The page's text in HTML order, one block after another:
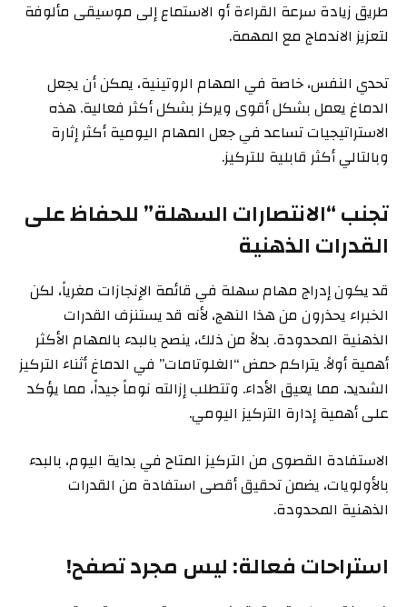
طريق زيادة سرعة القراءة أو الاستماع إلى موسيقى مألوفة
لتعزيز الاندماج مع المهمة.
تحدي النفس، خاصة في المهام الروتينية، يمكن أن يجعل
الدماغ يعمل بشكل أقوى ويركز بشكل أكثر فعالية. هذه
الاستراتيجيات تساعد في جعل المهام اليومية أكثر إثارة
وبالتالي أكثر قابلية للتركيز.
تجنب “الانتصارات السهلة” للحفاظ على
القدرات الذهنية
قد يكون إدراج مهام سهلة في قائمة الإنجازات مغرياً، لكن
الخبراء يحذرون من هذا النهج، لأنه قد يستنزف القدرات
الذهنية المحدودة. بدلاً من ذلك، ينصح بالبدء بالمهام الأكثر
أهمية أولاً. يتراكم حمض “الغلوتامات” في الدماغ أثناء التركيز
الشديد، مما يعيق الأداء. وتتطلب إزالته نوماً جيداً، مما يؤكد
على أهمية إدارة التركيز اليومي.
الاستفادة القصوى من التركيز المتاح في بداية اليوم، بالبدء
بالأولويات، يضمن تحقيق أقصى استفادة من القدرات
الذهنية المحدودة.
استراحات فعالة: ليس مجرد تصفح!